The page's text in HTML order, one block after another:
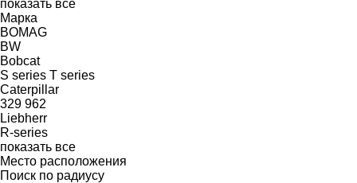
показать все
Марка
BOMAG
BW
Bobcat
S series T series
Caterpillar
329 962
Liebherr
R-series
показать все
Место расположения
Поиск по радиусу